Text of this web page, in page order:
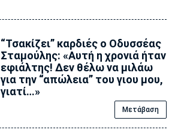
“Τσακίζει” καρδιές ο Οδυσσέας
Σταμούλης: «Αυτή η χρονιά ήταν
εφιάλτης! Δεν θέλω να μιλάω
για την “απώλεια” του γιου μου,
γιατί…»
Μετάβαση